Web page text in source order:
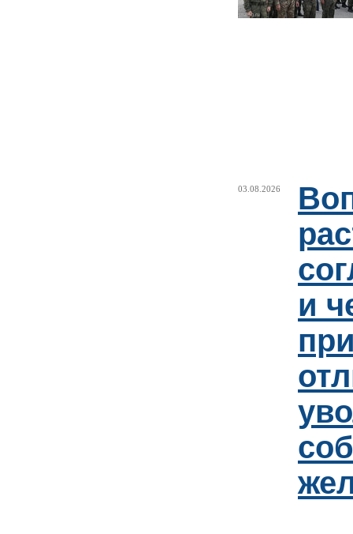
03.08.2026
и